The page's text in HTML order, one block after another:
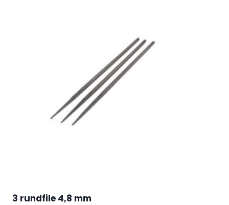
3 rundfile 4,8 mm